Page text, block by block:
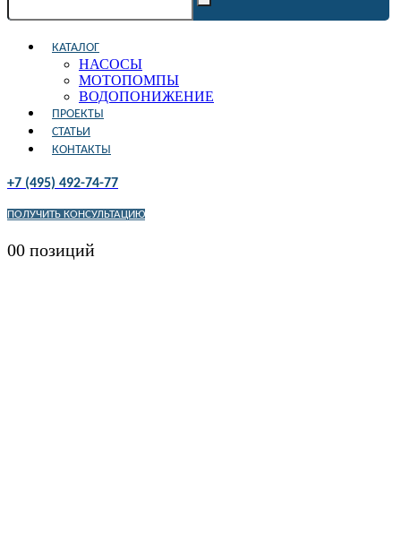
КАТАЛОГ
НАСОСЫ
МОТОПОМПЫ
ВОДОПОНИЖЕНИЕ
ПРОЕКТЫ
СТАТЬИ
КОНТАКТЫ
+7 (495) 492-74-77
ПОЛУЧИТЬ КОНСУЛЬТАЦИЮ
00 позиций